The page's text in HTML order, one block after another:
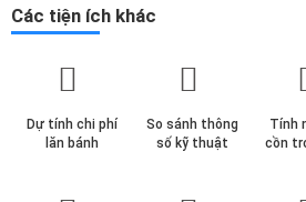
Các tiện ích khác
Dự tính chi phí
lăn bánh
So sánh thông
số kỹ thuật
Tính
cồn